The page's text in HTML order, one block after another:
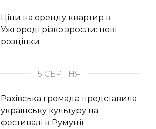
Ціни на оренду квартир в
Ужгороді різко зросли: нові
розцінки
5 СЕРПНЯ
Рахівська громада представила
українську культуру на
фестивалі в Румунії